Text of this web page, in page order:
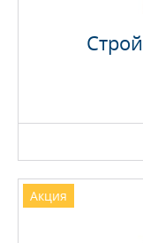
Акция